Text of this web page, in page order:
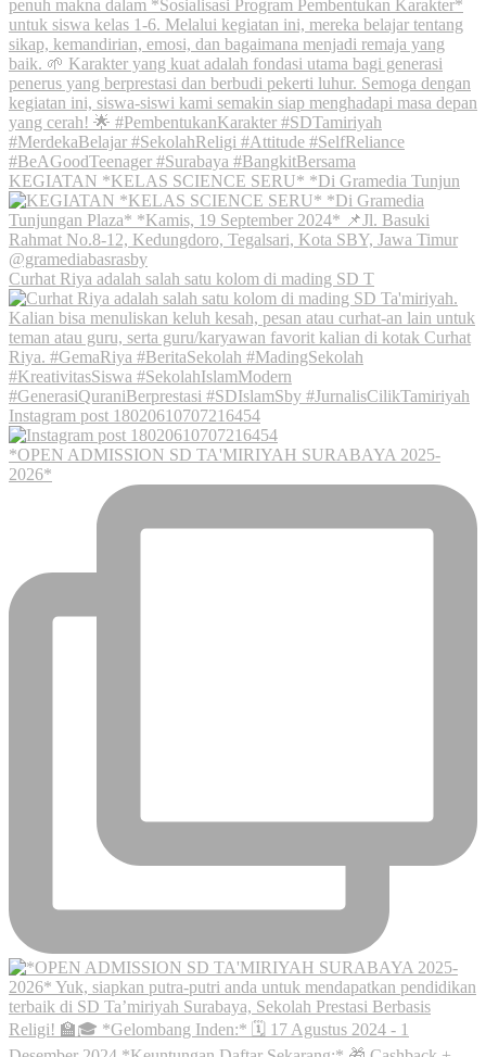
KEGIATAN *KELAS SCIENCE SERU* *Di Gramedia Tunjun
Curhat Riya adalah salah satu kolom di mading SD T
Instagram post 18020610707216454
*OPEN ADMISSION SD TA'MIRIYAH SURABAYA 2025-
2026*